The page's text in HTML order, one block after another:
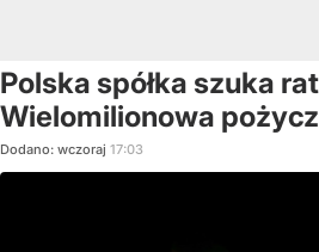
Polska spółka szuka
Wielomilionowa
Dodano: wczoraj 17:03